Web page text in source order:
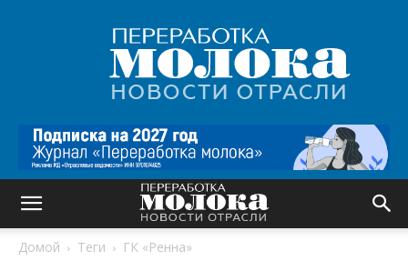
Переработка
молока
|
Новости
Домой Теги ГК «Ренна»